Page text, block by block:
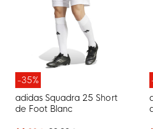
-35%
adidas Squadra 25 Short
de Foot Blanc